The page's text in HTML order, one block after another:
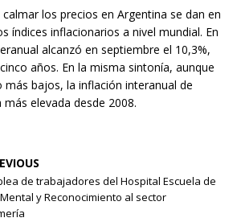
los precios en Argentina se dan en
índices inflacionarios a nivel mundial. En
alcanzó en septiembre el 10,3%,
años. En la misma sintonía, aunque
más bajos, la inflación interanual de
elevada desde 2008.
de trabajadores del Hospital Escuela de
y Reconocimiento al sector